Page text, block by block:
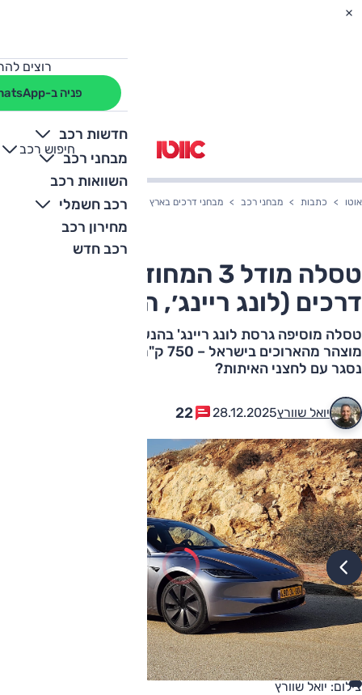
רוצים
פניה ב-WhatsApp
חדשות רכב
מבחני רכב
השוואות רכב
רכב חשמלי
מחירון רכב
רכב חדש
חיפוש רכב
+
-
אוטו כתבות מבחני רכב מבחני דרכים בארץ טסלה מודל 3 המחודשת - מבחן דרכים (לונג ריינג׳, הנעה אחורית)
טסלה מודל 3 המחודשת - מבחן
דרכים (לונג ריינג׳, הנעה אחורית)
טסלה מוסיפה גרסת לונג ריינג' בהנעה אחורית עם טווח
מוצהר מהארוכים בישראל – 750 ק"מ. מה עוד התחדש ומה
נסגר עם לחצני האיתות?
יואל שוורץ28.12.2025
22
צילום: יואל שוורץ